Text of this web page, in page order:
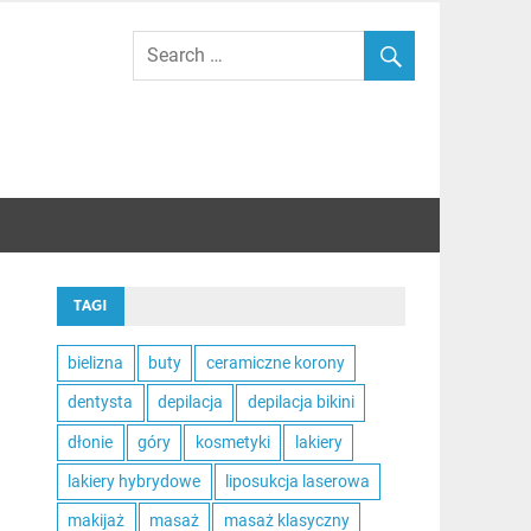
TAGI
bielizna buty ceramiczne korony
dentysta depilacja depilacja bikini
dłonie góry kosmetyki lakiery
lakiery hybrydowe liposukcja laserowa
makijaż masaż masaż klasyczny